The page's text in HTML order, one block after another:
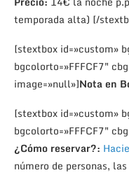
temporada alta) [/
[stextbox id=»custom»
bgcolorto=»FFFCF7″
image=»null»]Nota en
[stextbox id=»custom»
bgcolorto=»FFFCF7″
¿Cómo reservar?:
número de personas,